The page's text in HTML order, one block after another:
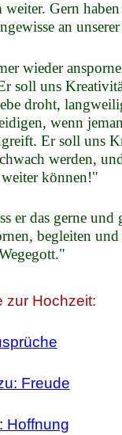
weiter. Gern
an
wieder
soll uns
droht,
wenn
Er soll uns
werden,
können!"
er das gerne und
begleiten
zur Hochzeit:
Freude
Hoffnung